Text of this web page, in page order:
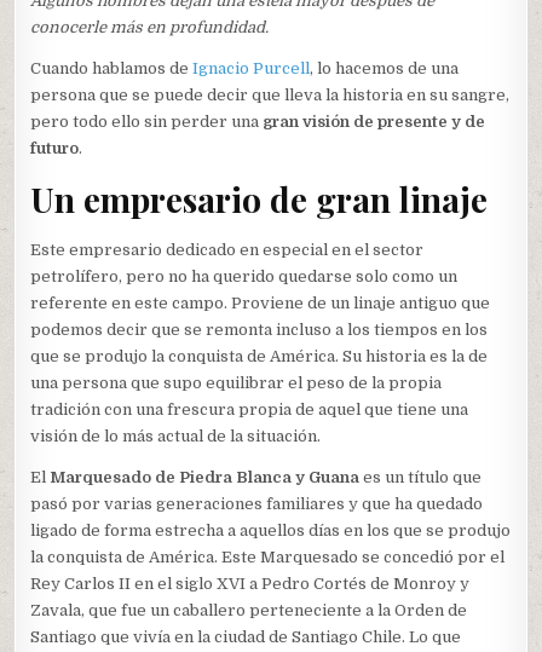
conocerle más en profundidad.
Cuando hablamos deIgnacio Purcell, lo hacemos de una
persona que se puede decir que lleva la historia en su sangre,
pero todo ello sin perder una gran visión de presente y de
futuro.
Un empresario de gran linaje
Este empresario dedicado en especial en el sector
petrolífero, pero no ha querido quedarse solo como un
referente en este campo. Proviene de un linaje antiguo que
podemos decir que se remonta incluso a los tiempos en los
que se produjo la conquista de América. Su historia es la de
una persona que supo equilibrar el peso de la propia
tradición con una frescura propia de aquel que tiene una
visión de lo más actual de la situación.
El Marquesado de Piedra Blanca y Guana es un título que
pasó por varias generaciones familiares y que ha quedado
ligado de forma estrecha a aquellos días en los que se produjo
la conquista de América. Este Marquesado se concedió por el
Rey Carlos II en el siglo XVI a Pedro Cortés de Monroy y
Zavala, que fue un caballero perteneciente a la Orden de
Santiago que vivía en la ciudad de Santiago Chile. Lo que